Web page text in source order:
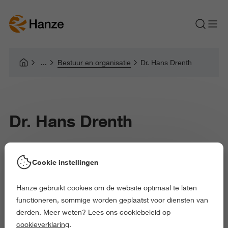
Bestuur en organisatie Dr. Hans Drenth
Dr. Hans Drenth
Hans Drenth is vanuit ZuidOostZorg aangesteld
als bijzonder lector Ouderenzorg in Transitie bij het
lectoraat Healthy Ageing, Allied Health Care and
Nursing.
Cookie instellingen
Hanze gebruikt cookies om de website optimaal te laten
functioneren, sommige worden geplaatst voor diensten van
derden. Meer weten? Lees ons cookiebeleid op
cookieverklaring.